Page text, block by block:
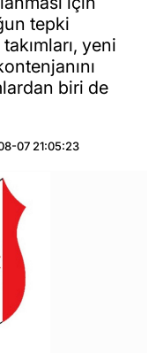
tepki
yeni
biri de
07 21:05:23